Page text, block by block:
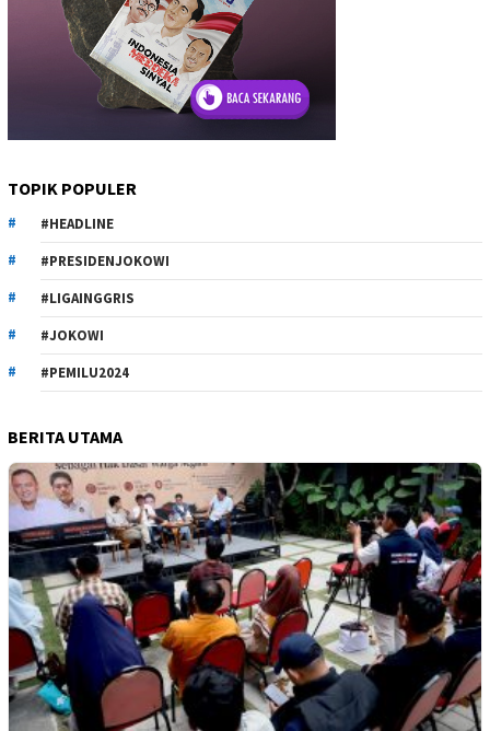
TOPIK POPULER
#HEADLINE
#PRESIDENJOKOWI
#LIGAINGGRIS
#JOKOWI
#PEMILU2024
BERITA UTAMA